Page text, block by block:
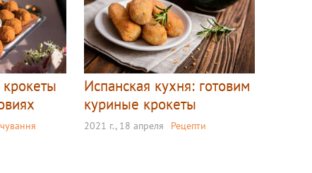
крокеты
Испанская кухня: готовим
куриные крокеты
2021 г., 18 апреля Рецепти